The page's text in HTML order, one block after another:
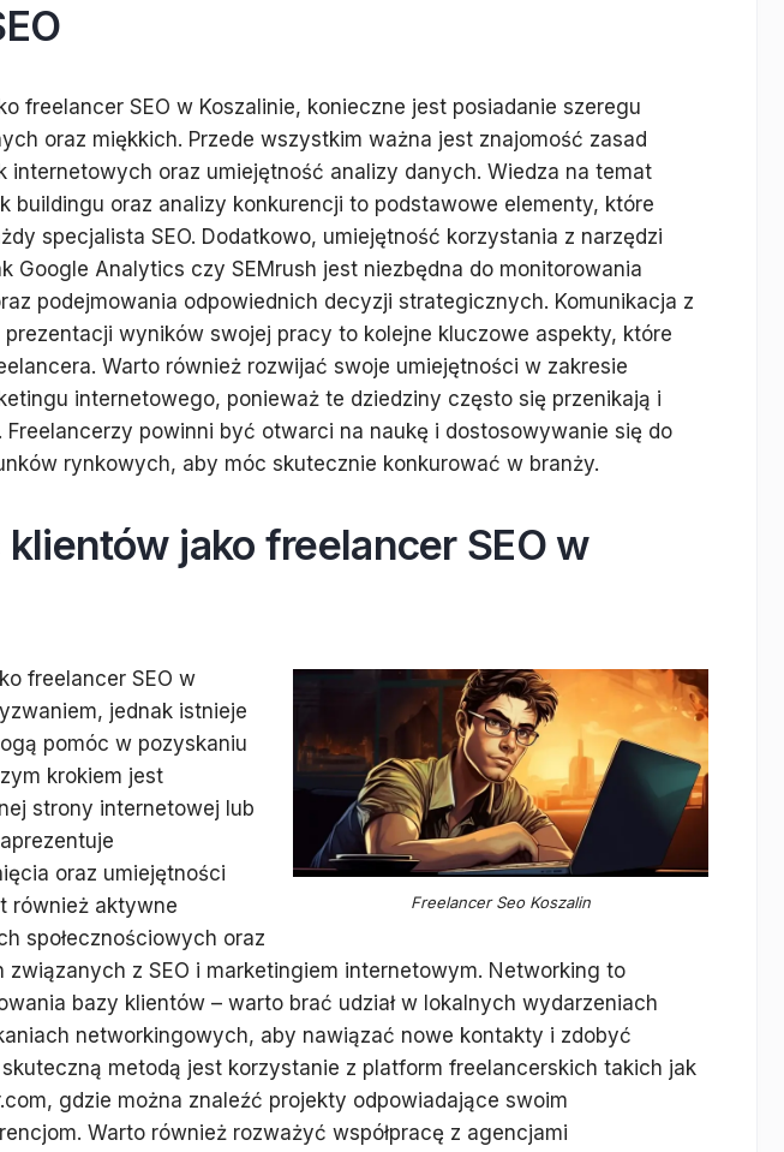
freelancer SEO w Koszalinie, konieczne jest posiadanie szeregu
oraz miękkich. Przede wszystkim ważna jest znajomość zasad
internetowych oraz umiejętność analizy danych. Wiedza na temat
buildingu oraz analizy konkurencji to podstawowe elementy, które
specjalista SEO. Dodatkowo, umiejętność korzystania z narzędzi
Google Analytics czy SEMrush jest niezbędna do monitorowania
podejmowania odpowiednich decyzji strategicznych. Komunikacja z
wyników swojej pracy to kolejne kluczowe aspekty, które
Warto również rozwijać swoje umiejętności w zakresie
internetowego, ponieważ te dziedziny często się przenikają i
Freelancerzy powinni być otwarci na naukę i dostosowywanie się do
rynkowych, aby móc skutecznie konkurować w branży.
jako freelancer SEO w
Freelancer Seo Koszalin
freelancer SEO w
jednak istnieje
pomóc w pozyskaniu
krokiem jest
strony internetowej lub
oraz umiejętności
również aktywne
społecznościowych oraz
z SEO i marketingiem internetowym. Networking to
bazy klientów – warto brać udział w lokalnych wydarzeniach
networkingowych, aby nawiązać nowe kontakty i zdobyć
metodą jest korzystanie z platform freelancerskich takich jak
gdzie można znaleźć projekty odpowiadające swoim
Warto również rozważyć współpracę z agencjami